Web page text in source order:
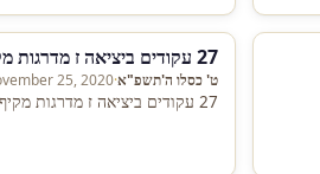
27 עקודים ביציאה ז מדרגות מקיף פנימי וכניסה
ט' כסלו ה'תשפ"א·
25, 2020
27 עקודים ביציאה ז מדרגות מקיף פנימי וכניסה